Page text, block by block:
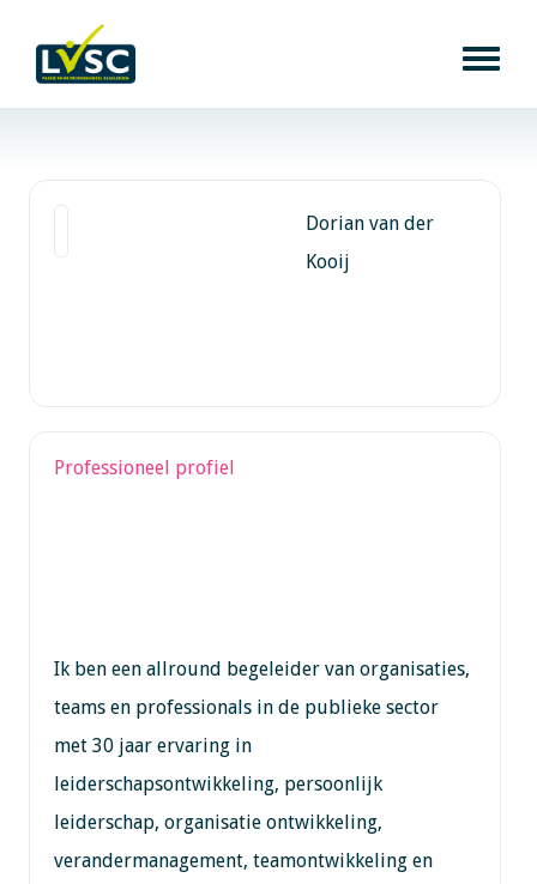
Dorian van der
Kooij
Professioneel profiel
Ik ben een allround begeleider van organisaties,
teams en professionals in de publieke sector
met 30 jaar ervaring in
leiderschapsontwikkeling, persoonlijk
leiderschap, organisatie ontwikkeling,
verandermanagement, teamontwikkeling en